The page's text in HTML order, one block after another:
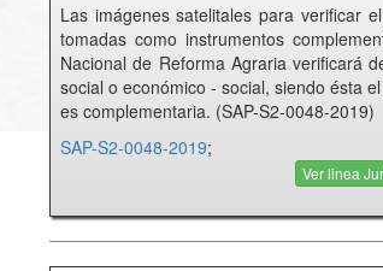
Las imágenes satelitales para verificar
tomadas como instrumentos
Nacional de Reforma Agraria verificará
social o económico - social, siendo ésta
es complementaria. (SAP-S2-0048-2019)
SAP-S2-0048-2019;
Ver linea